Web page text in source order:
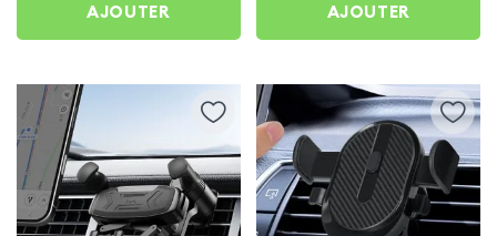
AJOUTER AJOUTER